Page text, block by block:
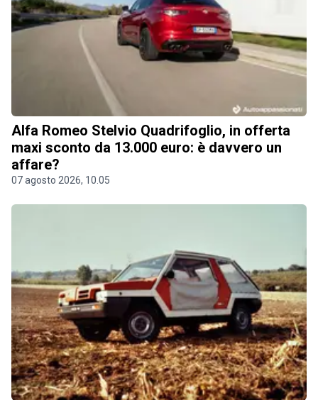
Alfa Romeo Stelvio Quadrifoglio, in offerta
maxi sconto da 13.000 euro: è davvero un
affare?
07 agosto 2026, 10.05